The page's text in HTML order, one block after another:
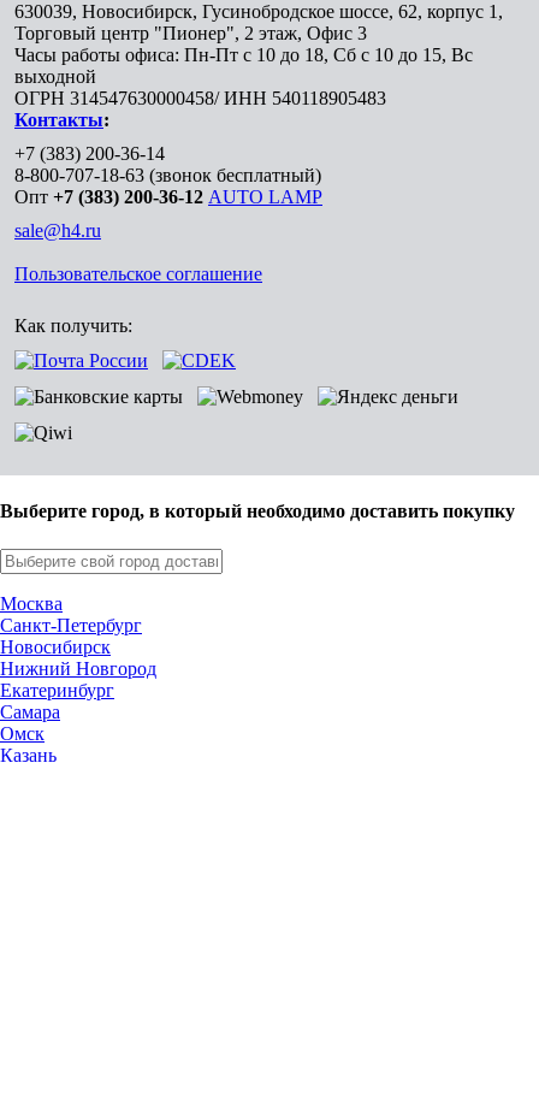
630039, Новосибирск, Гусинобродское шоссе, 62, корпус 1,
Торговый центр "Пионер", 2 этаж, Офис 3
Часы работы офиса: Пн-Пт с 10 до 18, Сб с 10 до 15, Вс
выходной
ОГРН 314547630000458/ ИНН 540118905483
Контакты:
+7 (383) 200-36-14
8-800-707-18-63 (звонок бесплатный)
Опт +7 (383) 200-36-12 AUTO LAMP
sale@h4.ru
Пользовательское соглашение
Как получить:
Выберите город, в который необходимо доставить покупку
Москва
Санкт-Петербург
Новосибирск
Нижний Новгород
Екатеринбург
Самара
Омск
Казань